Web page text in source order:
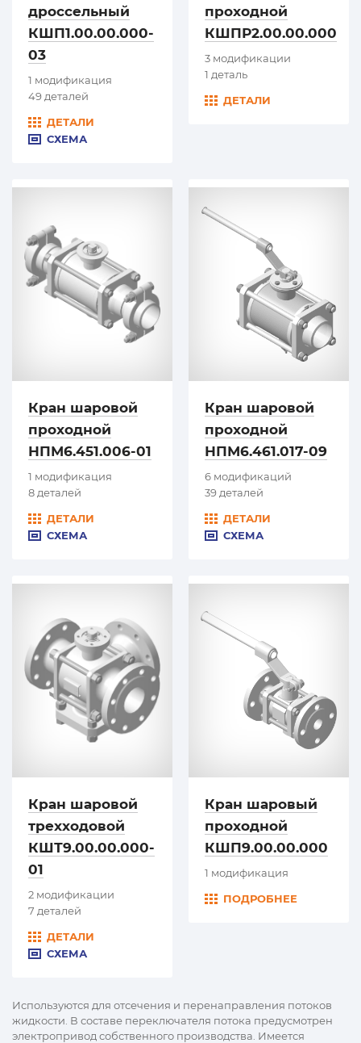
дроссельный
КШП1.00.00.000-
03
1 модификация
49 деталей
ДЕТАЛИ
СХЕМА
проходной
КШПР2.00.00.000
3 модификации
1 деталь
ДЕТАЛИ
Кран шаровой
проходной
НПМ6.451.006-01
1 модификация
8 деталей
ДЕТАЛИ
СХЕМА
Кран шаровой
проходной
НПМ6.461.017-09
6 модификаций
39 деталей
ДЕТАЛИ
СХЕМА
Кран шаровой
трехходовой
КШТ9.00.00.000-
01
2 модификации
7 деталей
ДЕТАЛИ
СХЕМА
Кран шаровый
проходной
КШП9.00.00.000
1 модификация
ПОДРОБНЕЕ
Используются для отсечения и перенаправления потоков
жидкости. В составе переключателя потока предусмотрен
электропривод собственного производства. Имеется